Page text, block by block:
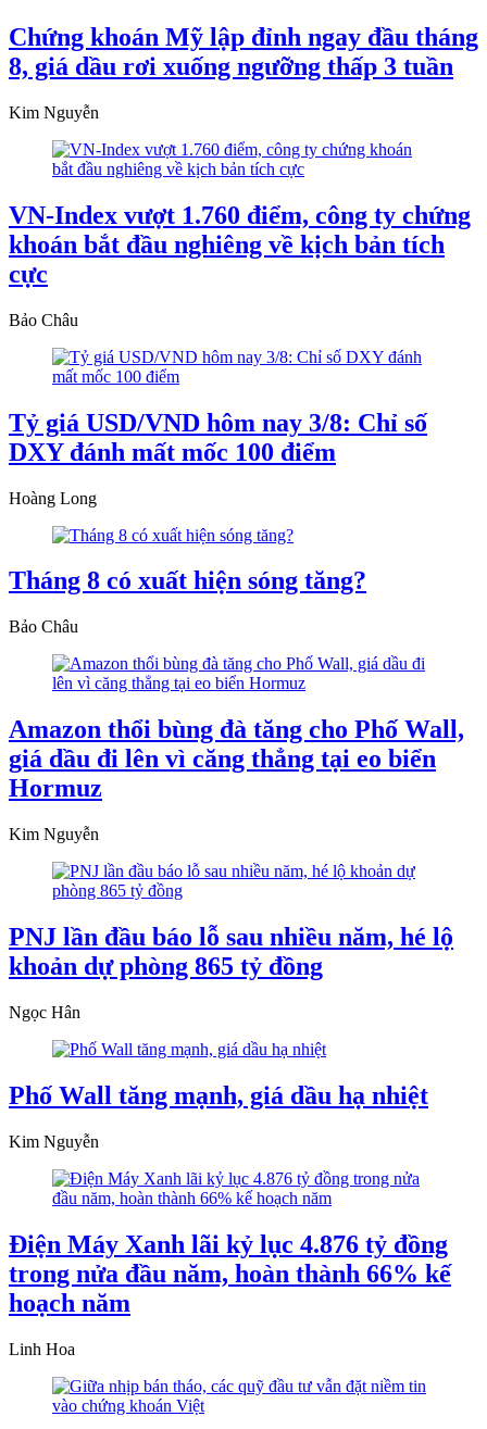
Chứng khoán Mỹ lập đỉnh ngay đầu tháng
8, giá dầu rơi xuống ngưỡng thấp 3 tuần
Kim Nguyễn
VN-Index vượt 1.760 điểm, công ty chứng
khoán bắt đầu nghiêng về kịch bản tích
cực
Bảo Châu
Tỷ giá USD/VND hôm nay 3/8: Chỉ số
DXY đánh mất mốc 100 điểm
Hoàng Long
Tháng 8 có xuất hiện sóng tăng?
Bảo Châu
Amazon thổi bùng đà tăng cho Phố Wall,
giá dầu đi lên vì căng thẳng tại eo biển
Hormuz
Kim Nguyễn
PNJ lần đầu báo lỗ sau nhiều năm, hé lộ
khoản dự phòng 865 tỷ đồng
Ngọc Hân
Phố Wall tăng mạnh, giá dầu hạ nhiệt
Kim Nguyễn
Điện Máy Xanh lãi kỷ lục 4.876 tỷ đồng
trong nửa đầu năm, hoàn thành 66% kế
hoạch năm
Linh Hoa